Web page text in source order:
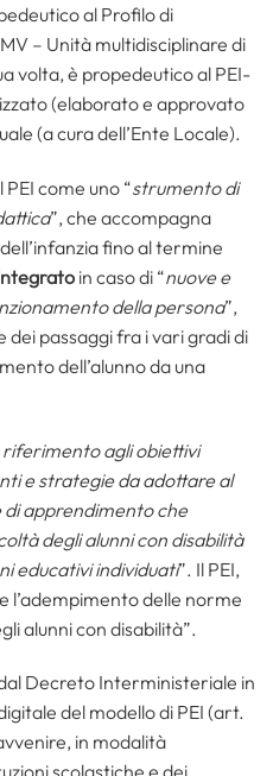
al Profilo di
– Unità multidisciplinare di
volta, è propedeutico al PEI-
(elaborato e approvato
(a cura dell’Ente Locale).
come uno “strumento di
”, che accompagna
fino al termine
in caso di “nuove e
della persona”,
dei passaggi fra i vari gradi di
dell’alunno da una
riferimento agli obiettivi
e strategie da adottare al
di apprendimento che
degli alunni con disabilità
educativi individuati”. Il PEI,
l’adempimento delle norme
alunni con disabilità”.
Decreto Interministeriale in
del modello di PEI (art.
in modalità